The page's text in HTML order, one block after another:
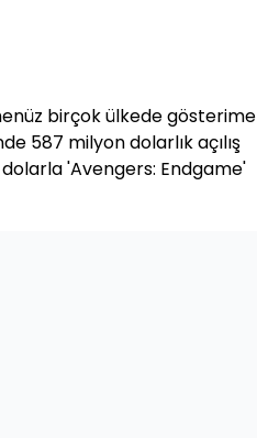
birçok ülkede gösterime
587 milyon dolarlık açılış
dolarla 'Avengers: Endgame'